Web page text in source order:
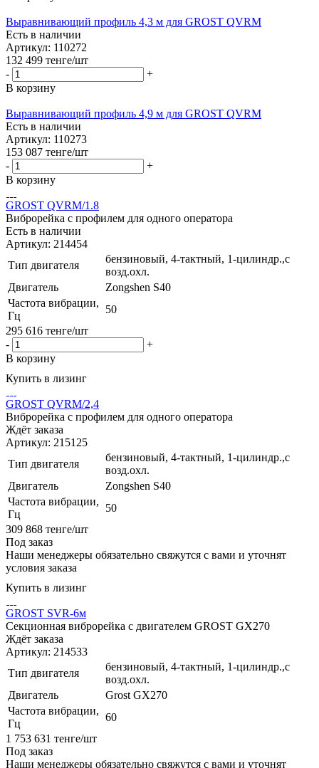
Выравнивающий профиль 4,3 м для GROST QVRM
Есть в наличии
Артикул: 110272
132 499 тенге/шт
-
+
В корзину
Выравнивающий профиль 4,9 м для GROST QVRM
Есть в наличии
Артикул: 110273
153 087 тенге/шт
-
+
В корзину
GROST QVRM/1.8
Виброрейка c профилем для одного оператора
Есть в наличии
Артикул: 214454
Тип двигателя
бензиновый, 4-тактный, 1-цилиндр.,с
возд.охл.
Двигатель
Zongshen S40
Частота вибрации,
Гц
50
295 616 тенге/шт
-
+
В корзину
Купить в лизинг
GROST QVRM/2,4
Виброрейка c профилем для одного оператора
Ждёт заказа
Артикул: 215125
Тип двигателя
бензиновый, 4-тактный, 1-цилиндр.,с
возд.охл.
Двигатель
Zongshen S40
Частота вибрации,
Гц
50
309 868 тенге/шт
Под заказ
Наши менеджеры обязательно свяжутся с вами и уточнят
условия заказа
Купить в лизинг
GROST SVR-6м
Секционная виброрейка с двигателем GROST GX270
Ждёт заказа
Артикул: 214533
Тип двигателя
бензиновый, 4-тактный, 1-цилиндр.,с
возд.охл.
Двигатель
Grost GX270
Частота вибрации,
Гц
60
1 753 631 тенге/шт
Под заказ
Наши менеджеры обязательно свяжутся с вами и уточнят